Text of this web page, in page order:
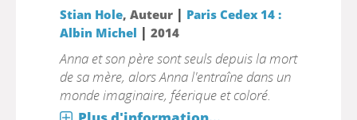
Stian Hole, Auteur | Paris Cedex 14 :
Albin Michel | 2014
Anna et son père sont seuls depuis la mort
de sa mère, alors Anna l'entraîne dans un
monde imaginaire, féerique et coloré.